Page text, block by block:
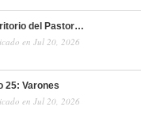
del Pastor…
en Jul 20, 2026
25: Varones
en Jul 20, 2026